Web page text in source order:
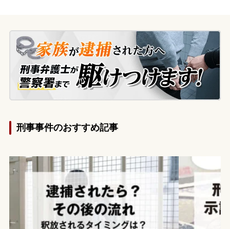
懸念したご家族（妹と母）が、執行猶予判
決を得られないかと弊所に相談に来られま
した。
刑事事件のおすすめ記事